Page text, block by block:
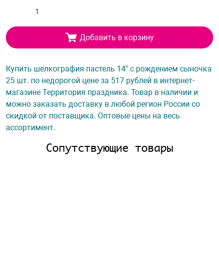
Добавить в корзину
Купить шелкография пастель 14" с рождением сыночка
25 шт. по недорогой цене за 517 рублей в интернет-
магазине Территория праздника. Товар в наличии и
можно заказать доставку в любой регион России со
скидкой от поставщика. Оптовые цены на весь
ассортимент.
Сопутствующие товары